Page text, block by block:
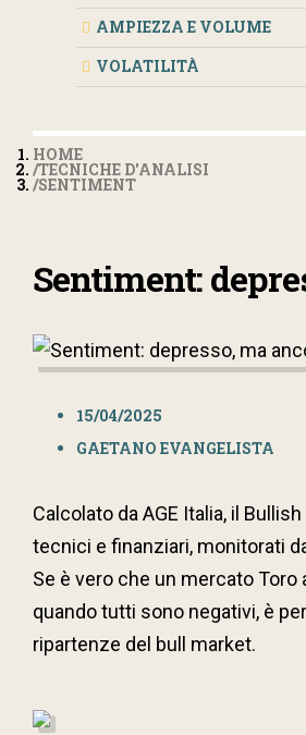
AMPIEZZA E VOLUME
VOLATILITÀ
HOME
TECNICHE D'ANALISI
SENTIMENT
Sentiment:
15/04/2025
GAETANO EVANGELISTA
Calcolato da AGE Italia, il
tecnici e finanziari, monitorati
Se è vero che un mercato
quando tutti sono negativi, è
ripartenze del bull market.